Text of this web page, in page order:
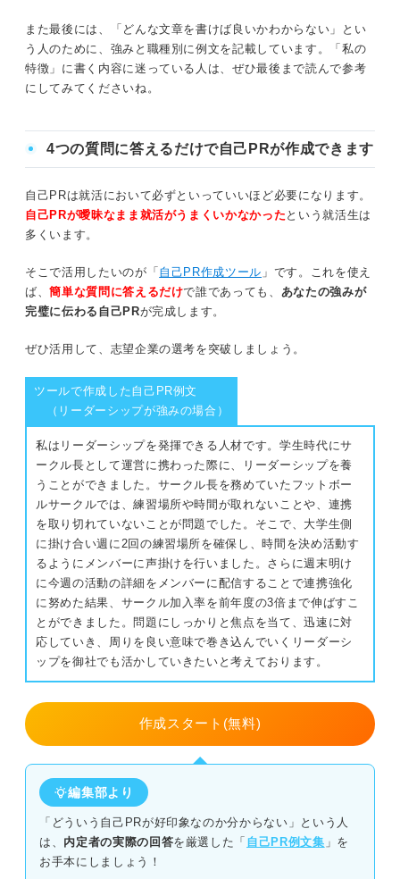
履歴書の「私の特徴」を魅力的に書いて選考を有利
に進めよう
また最後には、「どんな文章を書けば良いかわからない」とい
う人のために、強みと職種別に例文を記載しています。「私の
特徴」に書く内容に迷っている人は、ぜひ最後まで読んで参考
にしてみてくださいね。
4つの質問に答えるだけで自己PRが作成できます
自己PRは就活において必ずといっていいほど必要になります。
自己PRが曖昧なまま就活がうまくいかなかった という就活生は
多くいます。
そこで活用したいのが「 自己PR作成ツール 」です。これを使え
ば、簡単な質問に答えるだけで誰であっても、 あなたの強みが
完璧に伝わる自己PRが完成します。
ぜひ活用して、志望企業の選考を突破しましょう。
ツールで作成した自己PR例文
（リーダーシップが強みの場合）
私はリーダーシップを発揮できる人材です。学生時代にサ
ークル長として運営に携わった際に、リーダーシップを養
うことができました。サークル長を務めていたフットボー
ルサークルでは、練習場所や時間が取れないことや、連携
を取り切れていないことが問題でした。そこで、大学生側
に掛け合い週に2回の練習場所を確保し、時間を決め活動す
るようにメンバーに声掛けを行いました。さらに週末明け
に今週の活動の詳細をメンバーに配信することで連携強化
に努めた結果、サークル加入率を前年度の3倍まで伸ばすこ
とができました。問題にしっかりと焦点を当て、迅速に対
応していき、周りを良い意味で巻き込んでいくリーダーシ
ップを御社でも活かしていきたいと考えております。
作成スタート(無料)
編集部より
「どういう自己PRが好印象なのか分からない」という人
は、 内定者の実際の回答を厳選した「 自己PR例文集 」を
お手本にしましょう！
履歴書で「私の特徴」を魅力的に伝えるための3つのコツ
①短所ではなく長所をアピールする
③仕事にどのように活かせるか記載する
減点を回避！ 履歴書に「私の特徴」を書く際の注意点
①自分を良く見せようとしすぎない
②複数の内容をアピールしない
③特になしと書かない
内容や職種別に解説！ 「私の特徴」を伝える例文5選
例文①営業×粘り強さ
例文③販売×コミュニケーション能力
例文④経理×丁寧さ
例文⑤接客×臨機応変
書くことがないなら要チェック！ 「私の特徴」を見つけ
る3つの方法
①長所や短所を思いつく限り書き出してみる
履歴書の「私の特徴」を魅力的に書いて選考を有利に進め
よう